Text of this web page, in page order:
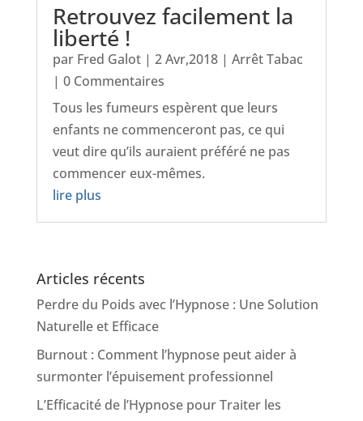
Retrouvez facilement la
liberté !
par Fred Galot| 2 Avr,2018| Arrêt Tabac
| 0 Commentaires
Tous les fumeurs espèrent que leurs
enfants ne commenceront pas, ce qui
veut dire qu’ils auraient préféré ne pas
commencer eux-mêmes.
lire plus
Articles récents
Perdre du Poids avec l’Hypnose : Une Solution
Naturelle et Efficace
Burnout : Comment l’hypnose peut aider à
surmonter l’épuisement professionnel
L’Efficacité de l’Hypnose pour Traiter les